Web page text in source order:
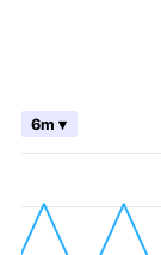
6m ▾